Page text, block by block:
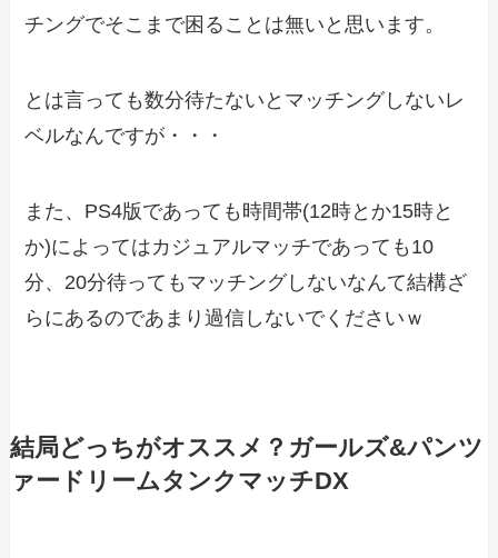
チングでそこまで困ることは無いと思います。
とは言っても数分待たないとマッチングしないレ
ベルなんですが・・・
また、PS4版であっても時間帯(12時とか15時と
か)によってはカジュアルマッチであっても10
分、20分待ってもマッチングしないなんて結構ざ
らにあるのであまり過信しないでくださいｗ
結局どっちがオススメ？ガールズ&パンツ
ァードリームタンクマッチDX